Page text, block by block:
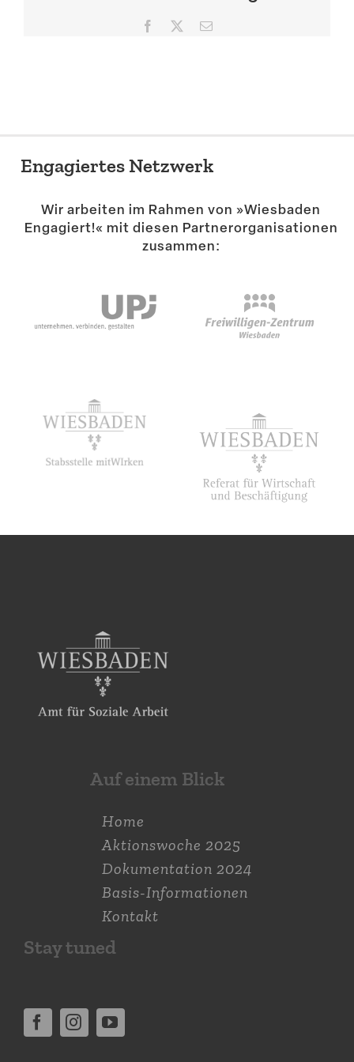
Suche
Facebook E-
Engagiertes Netzwerk
Wir arbeiten im Rahmen von »Wiesbaden
Engagiert!« mit diesen Partner­or­ga­ni­sa­tionen
zusammen:
Auf einem Blick
Home
Aktions­woche 2025
Dokumen­tation 2024
Basis-Informationen
Kontakt
Stay tuned